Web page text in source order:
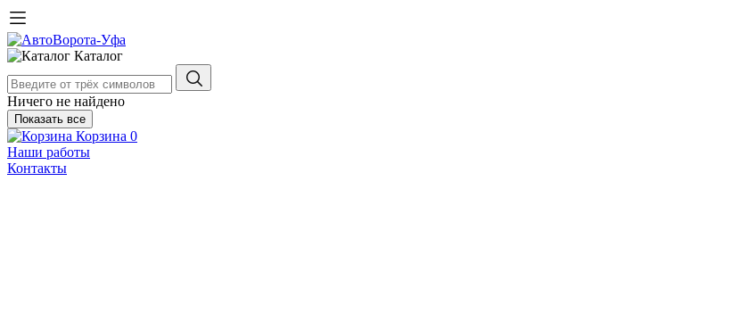
Каталог
Ничего не найдено
Показать все
Корзина 0
Наши работы
Контакты